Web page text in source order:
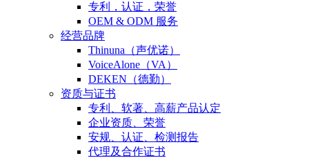
专利，认证，荣誉
OEM & ODM 服务
经营品牌
Thinuna（声优诺）
VoiceAlone（VA）
DEKEN（德勤）
资质与证书
专利、软著、高薪产品认定
企业资质、荣誉
安规、认证、检测报告
代理及合作证书